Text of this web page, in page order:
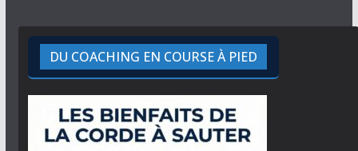
DU COACHING EN COURSE À PIED